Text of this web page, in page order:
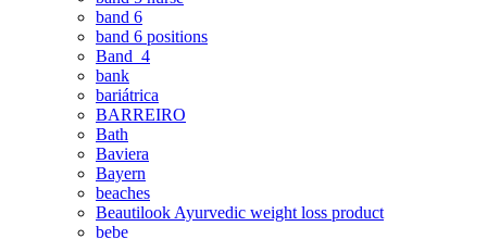
band 6
band 6 positions
Band_4
bank
bariátrica
BARREIRO
Bath
Baviera
Bayern
beaches
Beautilook Ayurvedic weight loss product
bebe